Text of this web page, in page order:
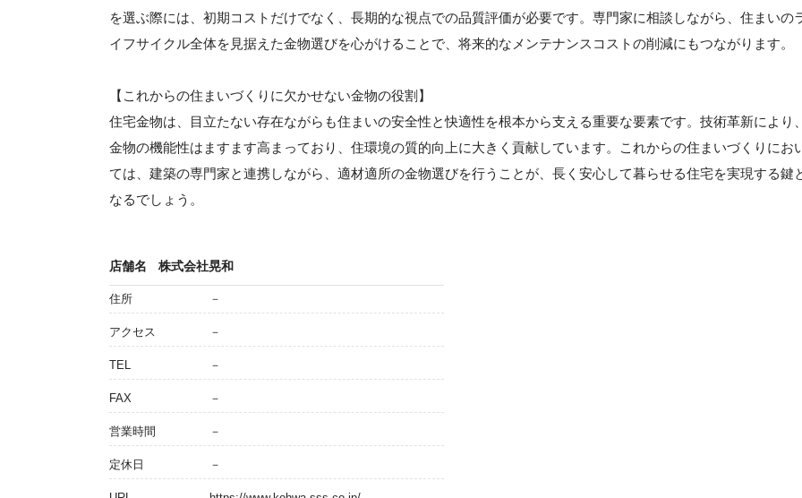
を選ぶ際には、初期コストだけでなく、長期的な視点での品質評価が必要です。専門家に相談しながら、住まいの
イフサイクル全体を見据えた金物選びを心がけることで、将来的なメンテナンスコストの削減にもつながります。
【これからの住まいづくりに欠かせない金物の役割】
住宅金物は、目立たない存在ながらも住まいの安全性と快適性を根本から支える重要な要素です。技術革新により、
金物の機能性はますます高まっており、住環境の質的向上に大きく貢献しています。これからの住まいづくりにお
ては、建築の専門家と連携しながら、適材適所の金物選びを行うことが、長く安心して暮らせる住宅を実現する鍵
なるでしょう。
店舗名 株式会社晃和
住所 －
アクセス －
TEL －
FAX －
営業時間 －
定休日 －